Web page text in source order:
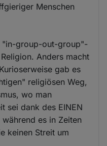
Menschen
"in-group-out-group"-
Anders macht
gab es
religiösen Weg,
wo man
sei dank des EINEN
es in Zeiten
keinen Streit um